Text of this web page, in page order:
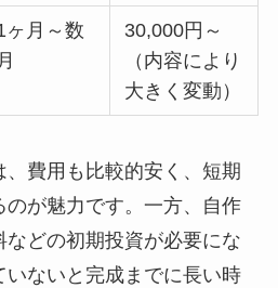
ヶ月～数
30,000円～
（内容により
大きく変動）
費用も比較的安く、短期
のが魅力です。一方、自作
どの初期投資が必要にな
いないと完成までに長い時